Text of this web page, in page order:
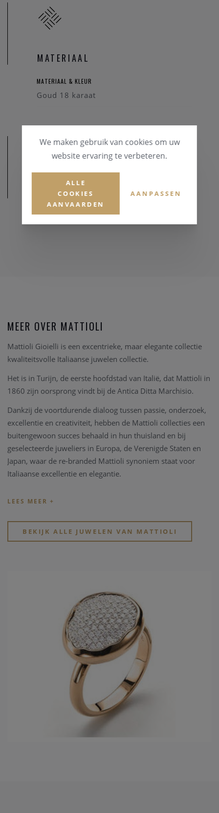
MATERIAAL
MATERIAAL & KLEUR
Goud 18 karaat
AFMETINGEN
MEER OVER MATTIOLI
Mattioli Gioielli is een excentrieke, maar elegante collectie
kwaliteitsvolle Italiaanse juwelen collectie.
Het is in Turijn, de eerste hoofdstad van Italië, dat Mattioli in
1860 zijn oorsprong vindt bij de Antica Ditta Marchisio.
Dankzij de voortdurende dialoog tussen passie, onderzoek,
excellentie en creativiteit, hebben de Mattioli collecties een
buitengewoon succes behaald in hun thuisland en bij
geselecteerde juweliers in Europa, de Verenigde Staten en
Japan, waar de re-branded Mattioli synoniem staat voor
Italiaanse excellentie en elegantie.
eigentijds, trendy maar met een classic touch.
Hun collecties veroveren de harten van dynamische,
geavanceerde vrouwen die houden van juwelen en ze zien
collectie kenmerkt zich vooral door de verwisselbare,
gekleurde parelmoeren en houten “puzzles”.
BEKIJK ALLE JUWELEN VAN MATTIOLI
We maken gebruik van cookies om uw
website ervaring te verbeteren.
ALLE
COOKIES
AANVAARDEN
AANPASSEN